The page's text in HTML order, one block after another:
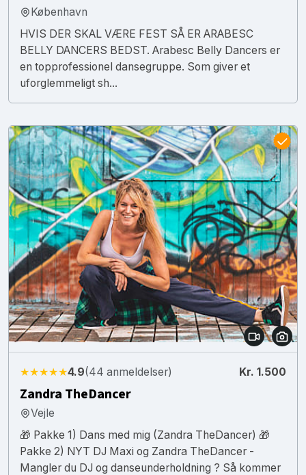
København
HVIS DER SKAL VÆRE FEST SÅ ER ARABESC
BELLY DANCERS BEDST. Arabesc Belly Dancers er
en topprofessionel dansegruppe. Som giver et
uforglemmeligt sh...
★★★★★4.9(44 anmeldelser) Kr. 1.500
Zandra TheDancer
Vejle
🎁 Pakke 1) Dans med mig (Zandra TheDancer) 🎁
Pakke 2) NYT DJ Maxi og Zandra TheDancer -
Mangler du DJ og danseunderholdning ? Så kommer